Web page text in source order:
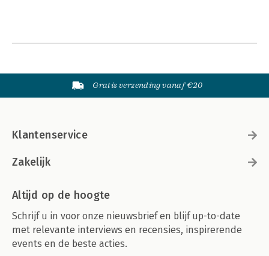
Gratis verzending vanaf €20
Klantenservice
Zakelijk
Altijd op de hoogte
Schrijf u in voor onze nieuwsbrief en blijf up-to-date
met relevante interviews en recensies, inspirerende
events en de beste acties.